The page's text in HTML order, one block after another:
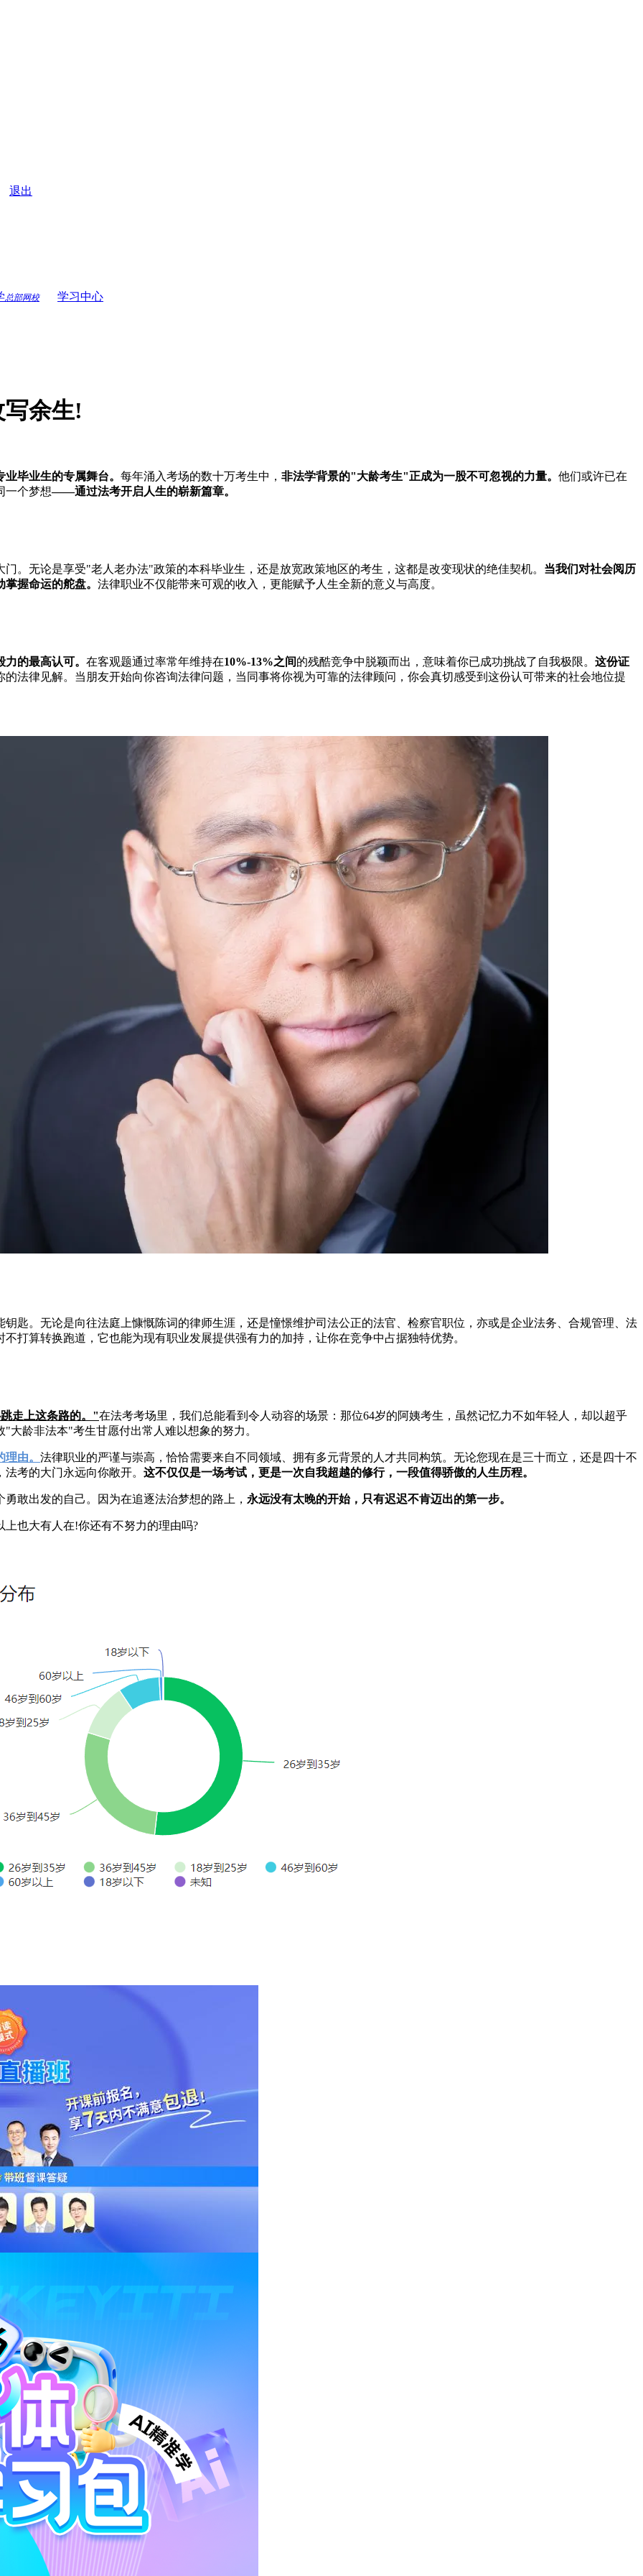
退出
总部网校 学习中心
余生!
毕业生的专属舞台。 每年涌入考场的数十万考生中， 非法学背景的"大龄考生"正成为一股不可忽视的力量。 他们或许已在
一个梦想——通过法考开启人生的崭新篇章。
。无论是享受"老人老办法"政策的本科毕业生，还是放宽政策地区的考生，这都是改变现状的绝佳契机。 当我们对社会阅历
握命运的舵盘。 法律职业不仅能带来可观的收入，更能赋予人生全新的意义与高度。
的最高认可。 在客观题通过率常年维持在10%-13%之间的残酷竞争中脱颖而出，意味着你已成功挑战了自我极限。 这份证
的法律见解。当朋友开始向你咨询法律问题，当同事将你视为可靠的法律顾问，你会真切感受到这份认可带来的社会地位提
匙。无论是向往法庭上慷慨陈词的律师生涯，还是憧憬维护司法公正的法官、检察官职位，亦或是企业法务、合规管理、法
不打算转换跑道，它也能为现有职业发展提供强有力的加持，让你在竞争中占据独特优势。
走上这条路的。"在法考考场里，我们总能看到令人动容的场景：那位64岁的阿姨考生，虽然记忆力不如年轻人，却以超乎
龄非法本"考生甘愿付出常人难以想象的努力。
由。 法律职业的严谨与崇高，恰恰需要来自不同领域、拥有多元背景的人才共同构筑。无论您现在是三十而立，还是四十不
考的大门永远向你敞开。 这不仅仅是一场考试，更是一次自我超越的修行，一段值得骄傲的人生历程。
敢出发的自己。因为在追逐法治梦想的路上， 永远没有太晚的开始，只有迟迟不肯迈出的第一步。
上也大有人在!你还有不努力的理由吗?